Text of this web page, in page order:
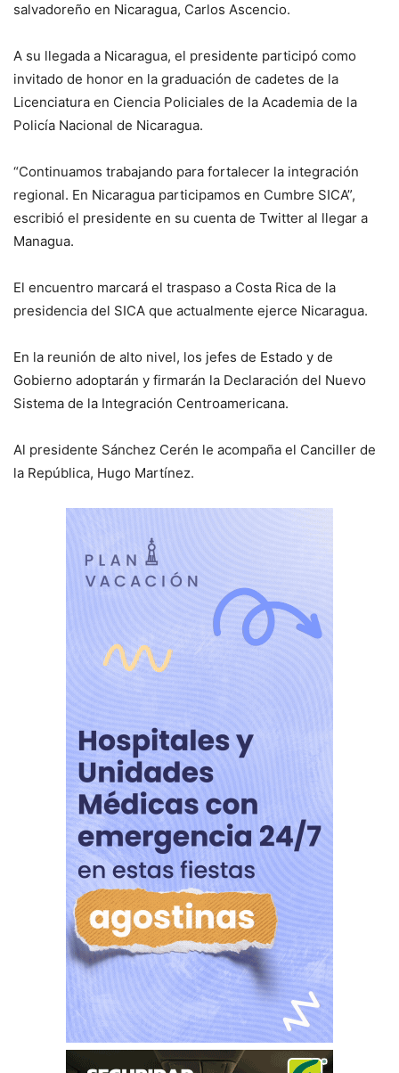
salvadoreño en Nicaragua, Carlos Ascencio.
A su llegada a Nicaragua, el presidente participó como
invitado de honor en la graduación de cadetes de la
Licenciatura en Ciencia Policiales de la Academia de la
Policía Nacional de Nicaragua.
“Continuamos trabajando para fortalecer la integración
regional. En Nicaragua participamos en Cumbre SICA”,
escribió el presidente en su cuenta de Twitter al llegar a
Managua.
El encuentro marcará el traspaso a Costa Rica de la
presidencia del SICA que actualmente ejerce Nicaragua.
En la reunión de alto nivel, los jefes de Estado y de
Gobierno adoptarán y firmarán la Declaración del Nuevo
Sistema de la Integración Centroamericana.
Al presidente Sánchez Cerén le acompaña el Canciller de
la República, Hugo Martínez.